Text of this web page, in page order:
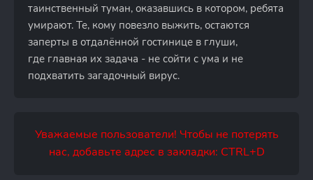
таинственный туман, оказавшись в котором, ребята
умирают. Те, кому повезло выжить, остаются
заперты в отдалённой гостинице в глуши,
где главная их задача - не сойти с ума и не
подхватить загадочный вирус.
Уважаемые пользователи! Чтобы не потерять
нас, добавьте адрес в закладки: CTRL+D